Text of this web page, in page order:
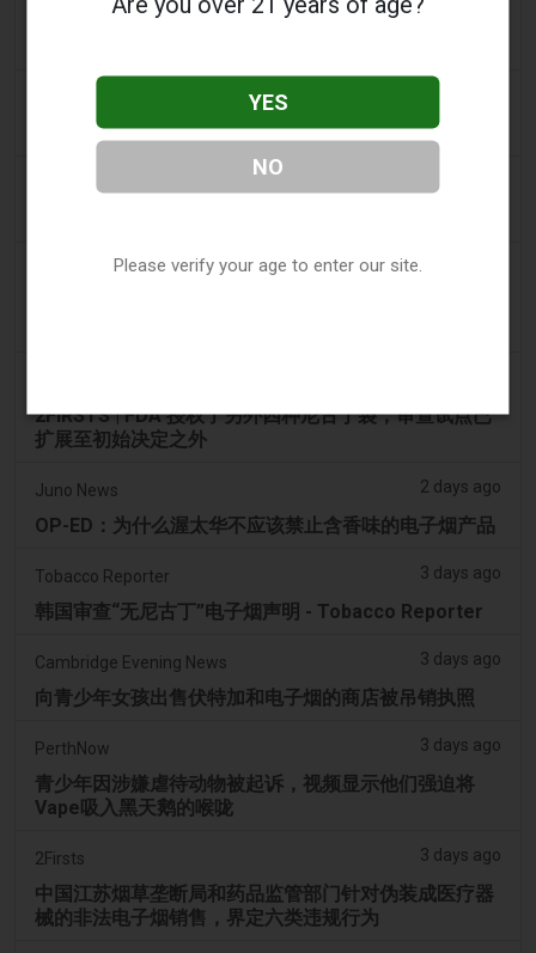
2FIRSTS | 2000 万美元、永久禁令及分销商管控：
烟草法案：Dhlomo 呼吁采取危害减少方法
AsiaOne
2 days ago
2FIRSTS | FDA 授权了另外四种尼古丁袋，审查试点已
扩展至初始决定之外
Juno News 2 days ago
OP-ED：为什么渥太华不应该禁止含香味的电子烟产品
Tobacco Reporter 3 days ago
韩国审查“无尼古丁”电子烟声明 - Tobacco Reporter
Cambridge Evening News 3 days ago
向青少年女孩出售伏特加和电子烟的商店被吊销执照
PerthNow 3 days ago
青少年因涉嫌虐待动物被起诉，视频显示他们强迫将
Vape吸入黑天鹅的喉咙
2Firsts 3 days ago
中国江苏烟草垄断局和药品监管部门针对伪装成医疗器
械的非法电子烟销售，界定六类违规行为
YES
NO
Please verify your age to enter our site.